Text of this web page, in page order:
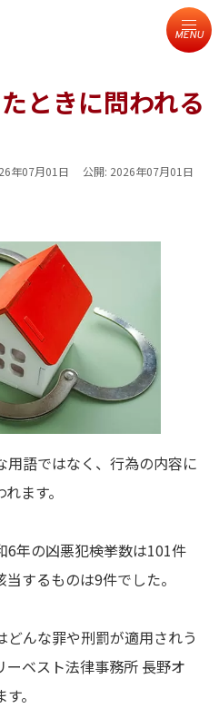
MENU
ときに問われる
年07月01日 公開: 2026年07月01日
語ではなく、行為の内容に
ます。
6年の凶悪犯検挙数は101件
するものは9件でした。
んな罪や刑罰が適用されう
ーベスト法律事務所 長野オ
。